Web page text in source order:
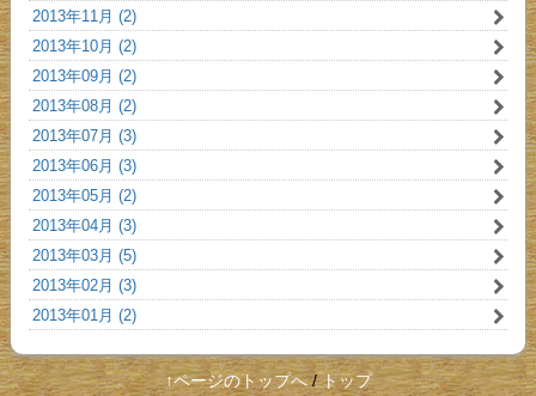
2013年11月 (2)
2013年10月 (2)
2013年09月 (2)
2013年08月 (2)
2013年07月 (3)
2013年06月 (3)
2013年05月 (2)
2013年04月 (3)
2013年03月 (5)
2013年02月 (3)
2013年01月 (2)
↑ページのトップへ/トップ